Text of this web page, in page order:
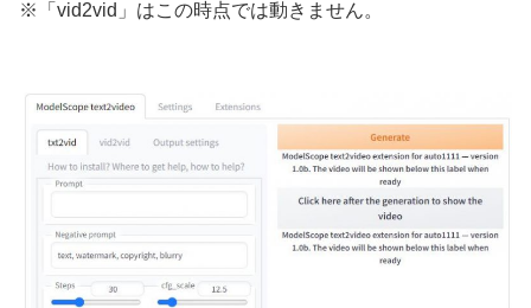
※「vid2vid」はこの時点では動きません。